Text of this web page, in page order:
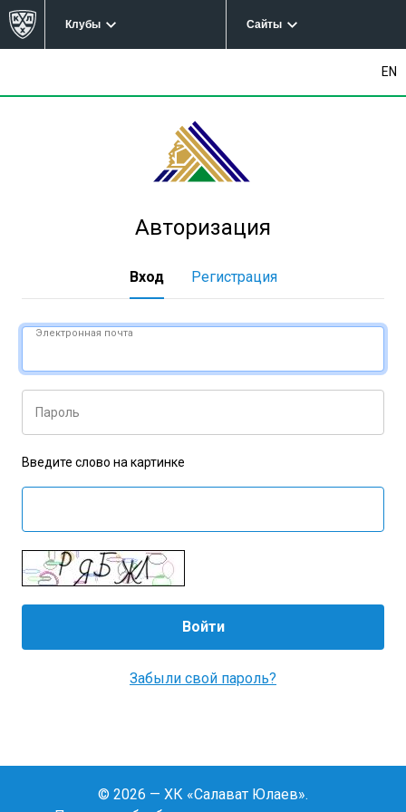
Клубы Сайты
EN
Авторизация
Вход Регистрация
Электронная почта
Пароль
Введите слово на картинке
Забыли свой пароль?
© 2026 — ХК «Салават Юлаев».